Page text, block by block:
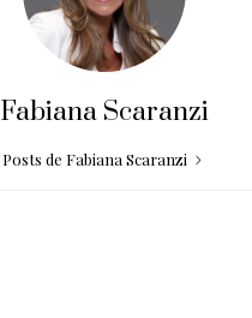
Fabiana Scaranzi
Posts de Fabiana Scaranzi